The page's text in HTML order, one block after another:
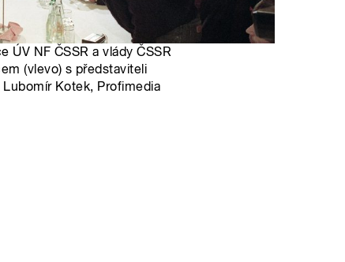
ÚV NF ČSSR a vlády ČSSR
(vlevo) s představiteli
Kotek, Profimedia